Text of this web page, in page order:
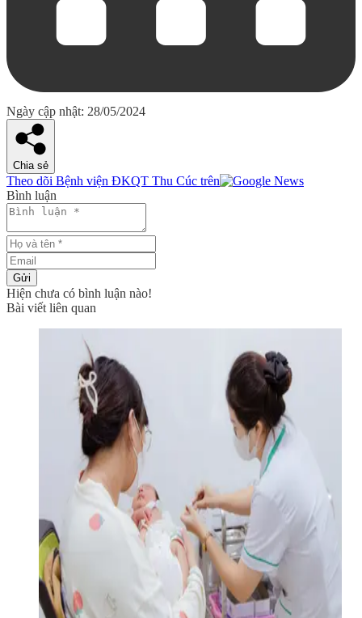
Ngày cập nhật: 28/05/2024
Chia sẻ
Theo dõi Bệnh viện ĐKQT Thu Cúc trên
Bình luận
Gửi
Hiện chưa có bình luận nào!
Bài viết liên quan